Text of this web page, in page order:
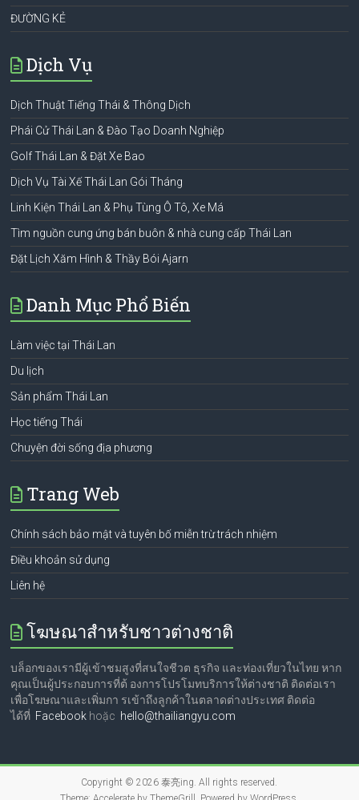
ĐƯỜNG KẺ
Dịch Vụ
Dịch Thuật Tiếng Thái & Thông Dịch
Phái Cử Thái Lan & Đào Tạo Doanh Nghiệp
Golf Thái Lan & Đặt Xe Bao
Dịch Vụ Tài Xế Thái Lan Gói Tháng
Linh Kiện Thái Lan & Phụ Tùng Ô Tô, Xe Má
Tìm nguồn cung ứng bán buôn & nhà cung cấp Thái Lan
Đặt Lịch Xăm Hình & Thầy Bói Ajarn
Danh Mục Phổ Biến
Làm việc tại Thái Lan
Du lịch
Sản phẩm Thái Lan
Học tiếng Thái
Chuyện đời sống địa phương
Trang Web
Chính sách bảo mật và tuyên bố miễn trừ trách nhiệm
Điều khoản sử dụng
Liên hệ
โฆษณาสำหรับชาวต่างชาติ
บล็อกของเรามีผู้เข้าชมสูงที่สนใจชีวต ธุรกิจ และท่องเที่ยวในไทย หาก
คุณเป็นผู้ประกอบการที่ต้ องการโปรโมทบริการให้ต่างชาติ ติดต่อเรา
เพื่อโฆษณาและเพิ่มกา รเข้าถึงลูกค้าในตลาดต่างประเทศ ติดต่อ
ได้ที่ Facebook hoặc hello@thailiangyu.com
Copyright © 2026泰亮ing. All rights reserved.